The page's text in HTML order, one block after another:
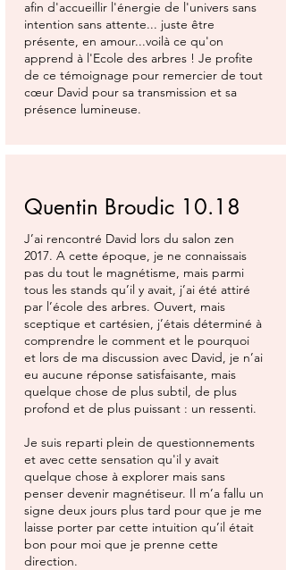
afin d'accueillir l'énergie de l'univers sans
intention sans attente... juste être
présente, en amour...voilà ce qu'on
apprend à l'Ecole des arbres ! Je profite
de ce témoignage pour remercier de tout
cœur David pour sa transmission et sa
présence lumineuse.
Quentin Broudic 10.18
J’ai rencontré David lors du salon zen
2017. A cette époque, je ne connaissais
pas du tout le magnétisme, mais parmi
tous les stands qu’il y avait, j’ai été attiré
par l’école des arbres. Ouvert, mais
sceptique et cartésien, j’étais déterminé à
comprendre le comment et le pourquoi
et lors de ma discussion avec David, je n’ai
eu aucune réponse satisfaisante, mais
quelque chose de plus subtil, de plus
profond et de plus puissant : un ressenti.
Je suis reparti plein de questionnements
et avec cette sensation qu'il y avait
quelque chose à explorer mais sans
penser devenir magnétiseur. Il m’a fallu un
signe deux jours plus tard pour que je me
laisse porter par cette intuition qu’il était
bon pour moi que je prenne cette
direction.